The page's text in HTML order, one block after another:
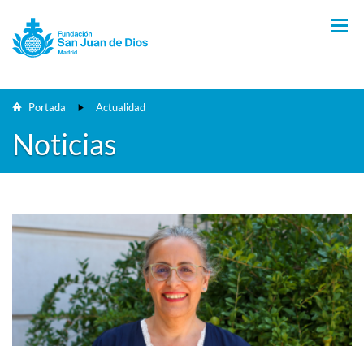
Portada Actualidad
Noticias